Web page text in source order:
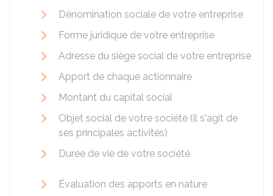
Dénomination sociale de votre entreprise
Forme juridique de votre entreprise
Adresse du siège social de votre entreprise
Apport de chaque actionnaire
Montant du capital social
Objet social de votre société (il s'agit de
ses principales activités)
Durée de vie de votre société
Évaluation des apports en nature